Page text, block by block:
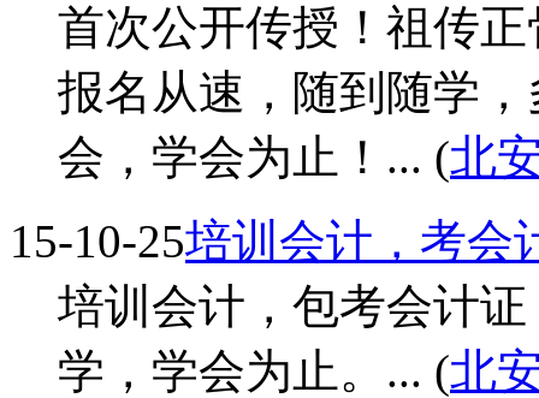
首次公开传授！祖传
报名从速，随到随学
会，学会为止！... (北
15-10-25培训会计，考会
培训会计，包考会计
学，学会为止。... (北